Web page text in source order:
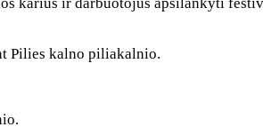
Pilies kalno piliakalnio.